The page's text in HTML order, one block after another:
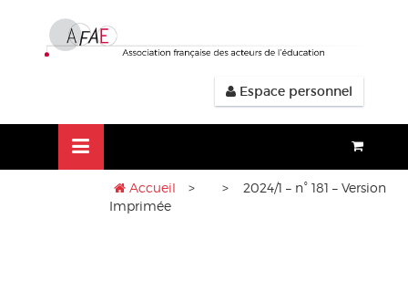
contenu
Espace personnel
Accueil >
> 2024/1 – n° 181 – Version
Imprimée